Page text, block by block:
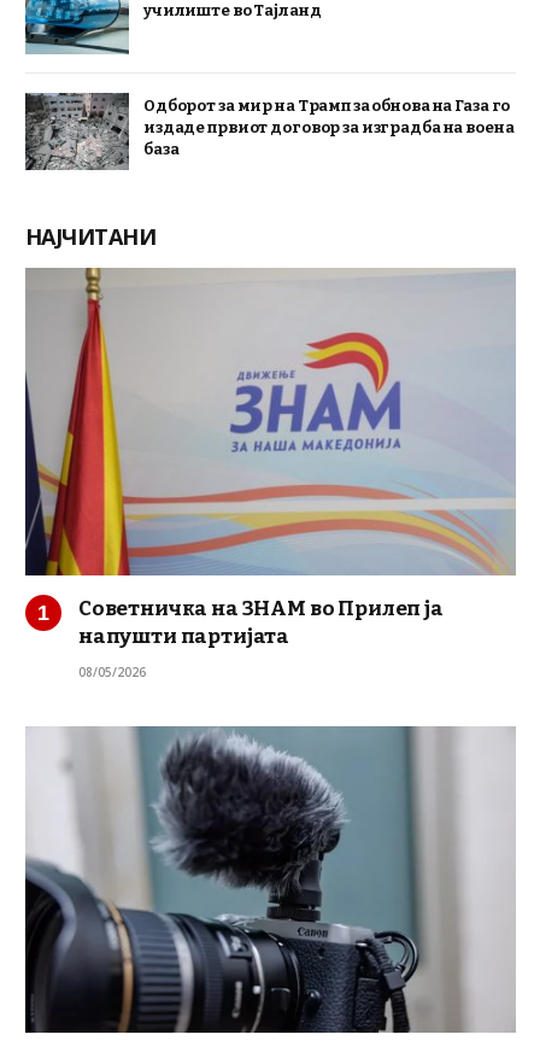
училиште во Тајланд
Одборот за мир на Трамп за обнова на Газа го
издаде првиот договор за изградба на воена
база
НАЈЧИТАНИ
Советничка на ЗНАМ во Прилеп ја
напушти партијата
08/05/2026